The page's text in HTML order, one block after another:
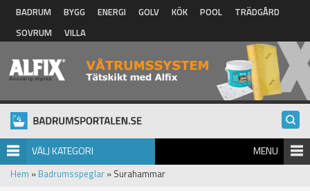
Hoppa till huvudinnehåll
BADRUM BYGG ENERGI GOLV KÖK POOL
TRÄDGÅRD
SOVRUM
VILLA
VÄLJ KATEGORI MENU
Hem » Badrumsspeglar » Surahammar